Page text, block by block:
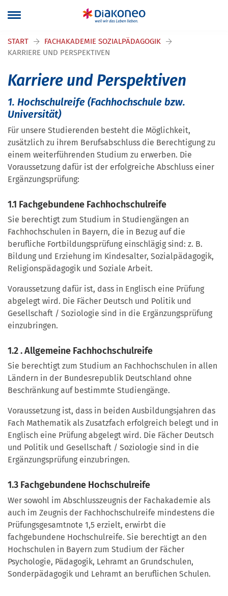
START
FACHAKADEMIE SOZIALPÄDAGOGIK
KARRIERE UND PERSPEKTIVEN
Karriere und Perspektiven
1. Hochschulreife (Fachhochschule bzw.
Universität)
Für unsere Studierenden besteht die Möglichkeit,
zusätzlich zu ihrem Berufsabschluss die Berechtigung zu
einem weiterführenden Studium zu erwerben. Die
Voraussetzung dafür ist der erfolgreiche Abschluss einer
Ergänzungsprüfung:
1.1 Fachgebundene Fachhochschulreife
Sie berechtigt zum Studium in Studiengängen an
Fachhochschulen in Bayern, die in Bezug auf die
berufliche Fortbildungsprüfung einschlägig sind: z. B.
Bildung und Erziehung im Kindesalter, Sozialpädagogik,
Religionspädagogik und Soziale Arbeit.
Voraussetzung dafür ist, dass in Englisch eine Prüfung
abgelegt wird. Die Fächer Deutsch und Politik und
Gesellschaft / Soziologie sind in die Ergänzungsprüfung
einzubringen.
1.2 . Allgemeine Fachhochschulreife
Sie berechtigt zum Studium an Fachhochschulen in allen
Ländern in der Bundesrepublik Deutschland ohne
Beschränkung auf bestimmte Studiengänge.
Voraussetzung ist, dass in beiden Ausbildungsjahren das
Fach Mathematik als Zusatzfach erfolgreich belegt und in
Englisch eine Prüfung abgelegt wird. Die Fächer Deutsch
und Politik und Gesellschaft / Soziologie sind in die
Ergänzungsprüfung einzubringen.
1.3 Fachgebundene Hochschulreife
Wer sowohl im Abschlusszeugnis der Fachakademie als
auch im Zeugnis der Fachhochschulreife mindestens die
Prüfungsgesamtnote 1,5 erzielt, erwirbt die
fachgebundene Hochschulreife. Sie berechtigt an den
Hochschulen in Bayern zum Studium der Fächer
Psychologie, Pädagogik, Lehramt an Grundschulen,
Sonderpädagogik und Lehramt an beruflichen Schulen.